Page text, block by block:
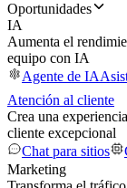
Oportunidades
IA
Aumenta el
equipo con IA
Agente de IA
Atención al cliente
Crea una
cliente excepcional
Chat para sitios
Marketing